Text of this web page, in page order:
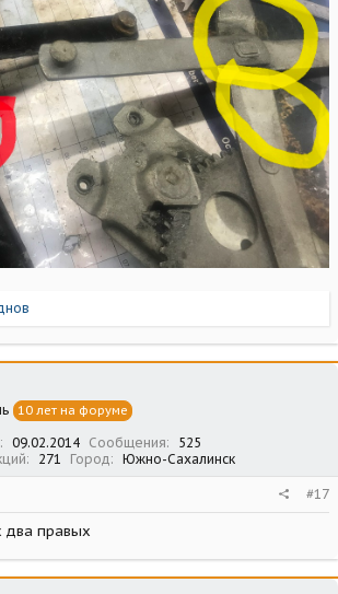
10 лет на форуме
09.02.2014 Сообщения
525
271 Город Южно-Сахалинск
#17
два правых